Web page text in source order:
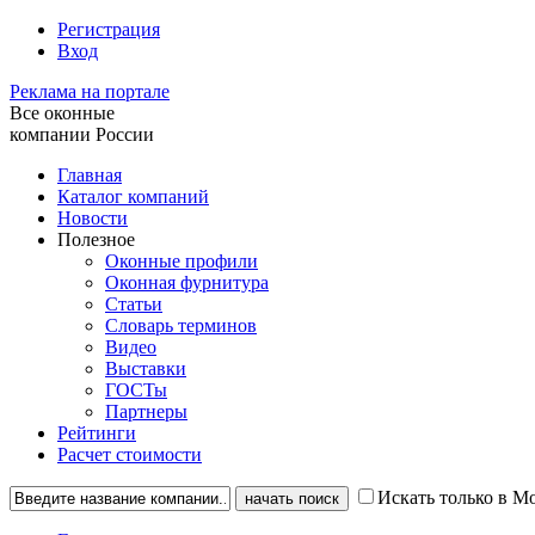
Регистрация
Вход
Реклама на портале
Все оконные
компании России
Главная
Каталог компаний
Новости
Полезное
Оконные профили
Оконная фурнитура
Статьи
Словарь терминов
Видео
Выставки
ГОСТы
Партнеры
Рейтинги
Расчет стоимости
Искать только в